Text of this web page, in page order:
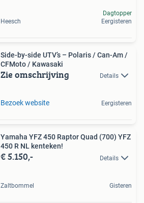
Heesch
Dagtopper
Eergisteren
Side-by-side UTV’s – Polaris / Can-Am /
CFMoto / Kawasaki
Zie omschrijving Details
Bezoek website Eergisteren
Yamaha YFZ 450 Raptor Quad (700) YFZ
450 R NL kenteken!
€ 5.150,- Details
Zaltbommel Gisteren